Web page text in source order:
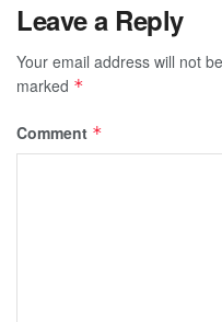
Leave a Reply
Your email address will not
marked *
Comment *